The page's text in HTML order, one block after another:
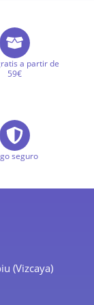
a partir de
59€
seguro
(Vizcaya)